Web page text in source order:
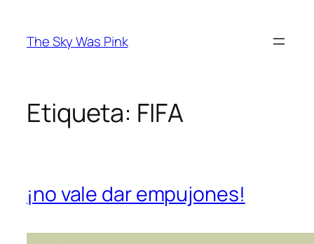
contenido
The Sky Was Pink
Etiqueta: FIFA
¡no vale dar empujones!